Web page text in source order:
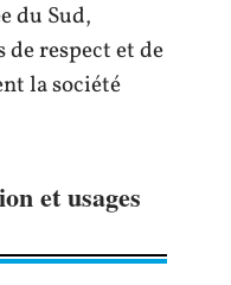
du Sud,
respect et de
la société
et usages